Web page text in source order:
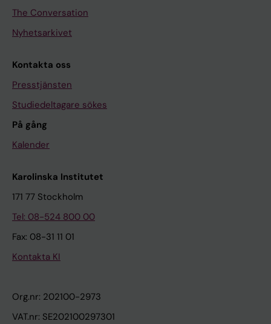
The Conversation
Nyhetsarkivet
Kontakta oss
Presstjänsten
Studiedeltagare sökes
På gång
Kalender
Karolinska Institutet
171 77 Stockholm
Tel: 08-524 800 00
Fax: 08-31 11 01
Kontakta KI
Org.nr: 202100-2973
VAT.nr: SE202100297301